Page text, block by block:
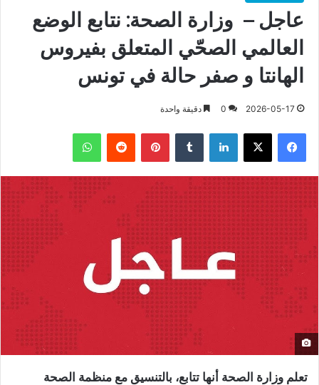
عاجل – وزارة الصحة: نتابع الوضع
العالمي الصحّي المتعلق بفيروس
الهانتا و صفر حالة في تونس
2026-05-17
0 دقيقة واحدة
فيسبوك X لينكدإن بينتيريست واتساب
تعلم وزارة الصحة أنها تتابع، بالتنسيق مع منظمة الصحة